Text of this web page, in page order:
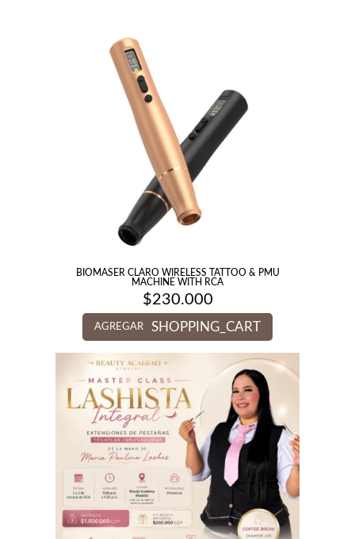
BIOMASER CLARO WIRELESS TATTOO & PMU
MACHINE WITH RCA
$230.000
AGREGAR SHOPPING_CART